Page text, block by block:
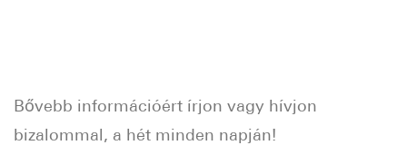
Bővebb információért írjon vagy hívjon
bizalommal, a hét minden napján!